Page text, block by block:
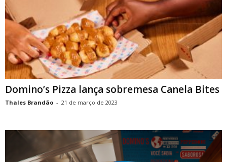
Domino’s Pizza lança sobremesa Canela Bites
Thales Brandão - 21 de março de 2023